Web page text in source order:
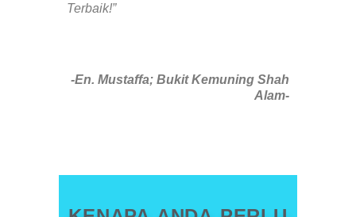
Terbaik!”
-En. Mustaffa; Bukit Kemuning Shah
Alam-